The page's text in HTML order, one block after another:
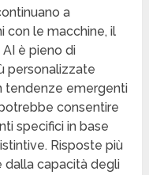
a
con le macchine, il
è pieno di
personalizzate
tendenze emergenti
consentire
specifici in base
Risposte più
capacità degli